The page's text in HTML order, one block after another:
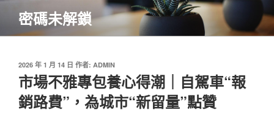
主
密碼未解鎖
發
佈
於
2026 年 1 月 14 日 作者: ADMIN
市場不雅專包養心得潮｜自駕車“報
銷路費”，為城市“新留量”點贊